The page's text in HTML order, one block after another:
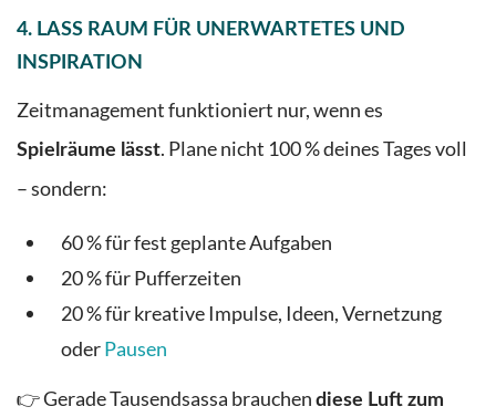
4. LASS RAUM FÜR UNERWARTETES UND
INSPIRATION
Zeitmanagement funktioniert nur, wenn es
Spielräume lässt. Plane nicht 100 % deines Tages voll
– sondern:
60 % für fest geplante Aufgaben
20 % für Pufferzeiten
20 % für kreative Impulse, Ideen, Vernetzung
oderPausen
👉Gerade Tausendsassa brauchen diese Luft zum